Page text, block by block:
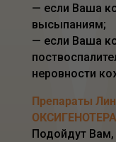
— если Ваша
высыпаниям;
— если Ваша
неровности
Препараты
Подойдут Вам,